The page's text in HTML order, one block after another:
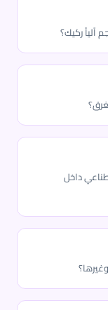
آلياً ركيك؟
داخل